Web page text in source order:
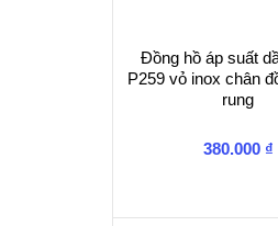
Đồng hồ áp suất
P259 vỏ inox chân
rung
380.000 ₫